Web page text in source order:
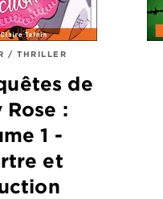
/ THRILLER
de
Rose :
1 -
et